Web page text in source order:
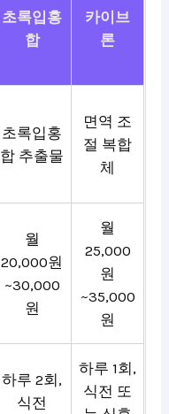
초록입홍
합
카이브
론
초록입홍
합 추출물
면역 조
절 복합
체
월
20,000원
~30,000
원
월
25,000
원
~35,000
원
하루 2회,
식전
하루 1회,
식전 또